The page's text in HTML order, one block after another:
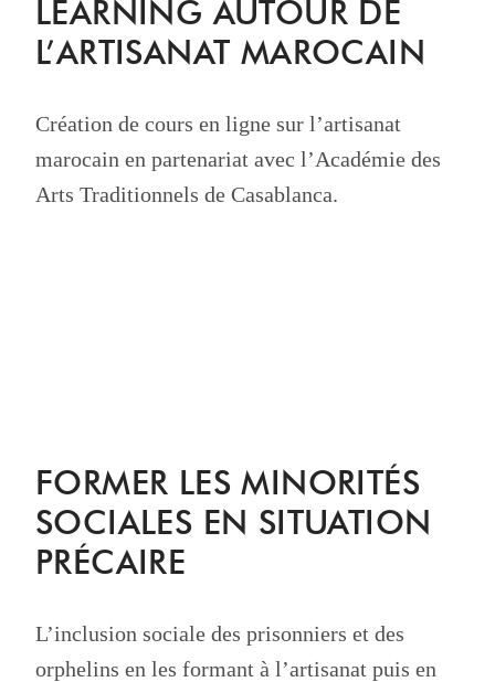
LEARNING AUTOUR DE
L’ARTISANAT MAROCAIN
Création de cours en ligne sur l’artisanat
marocain en partenariat avec l’Académie des
Arts Traditionnels de Casablanca.
FORMER LES MINORITÉS
SOCIALES EN SITUATION
PRÉCAIRE
L’inclusion sociale des prisonniers et des
orphelins en les formant à l’artisanat puis en